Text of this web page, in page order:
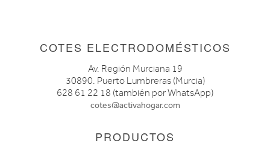
COTES ELECTRODOMÉSTICOS
Av. Región Murciana 19
30890. Puerto Lumbreras (Murcia)
628 61 22 18 (también por WhatsApp)
cotes@activahogar.com
PRODUCTOS